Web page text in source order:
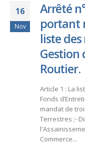
16
Nov
Arrêté
portant
liste
Gestion
Routier.
Article 1 : La
Fonds
mandat de
Terrestres ;-
Commerce...